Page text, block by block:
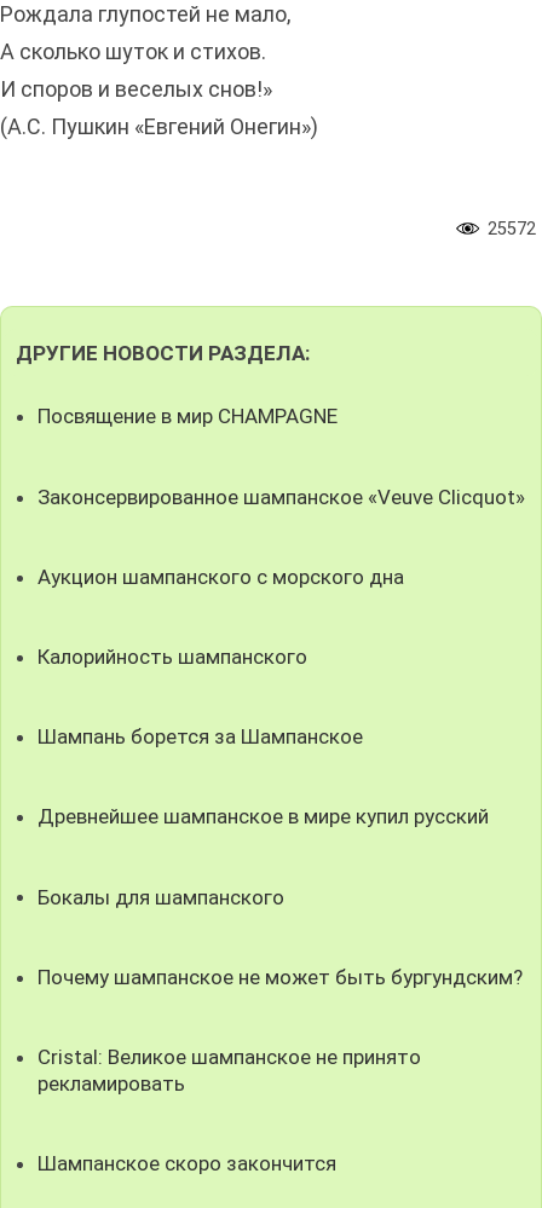
Рождала глупостей не мало,
А сколько шуток и стихов.
И споров и веселых снов!»
(А.С. Пушкин «Евгений Онегин»)
25572
ДРУГИЕ НОВОСТИ РАЗДЕЛА:
Посвящение в мир CHAMPAGNE
Законсервированное шампанское «Veuve Clicquot»
Аукцион шампанского с морского дна
Калорийность шампанского
Шампань борется за Шампанское
Древнейшее шампанское в мире купил русский
Бокалы для шампанского
Почему шампанское не может быть бургундским?
Cristal: Великое шампанское не принято
рекламировать
Шампанское скоро закончится